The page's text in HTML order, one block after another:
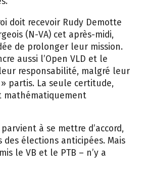
doit recevoir Rudy Demotte
(N-VA) cet après-midi,
de prolonger leur mission.
aussi l’Open VLD et le
responsabilité, malgré leur
partis. La seule certitude,
mathématiquement
à se mettre d’accord,
des élections anticipées. Mais
le VB et le PTB – n’y a